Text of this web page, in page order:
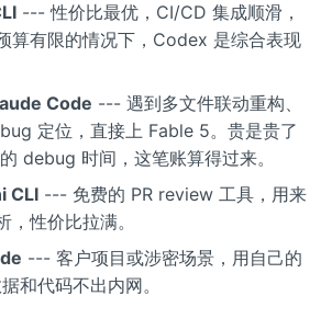
--- 性价比最优，CI/CD 集成顺滑，
算有限的情况下，Codex 是综合表现
Code --- 遇到多文件联动重构、
定位，直接上 Fable 5。贵是贵了
debug 时间，这笔账算得过来。
CLI--- 免费的 PR review 工具，用来
性价比拉满。
--- 客户项目或涉密场景，用自己的
和代码不出内网。